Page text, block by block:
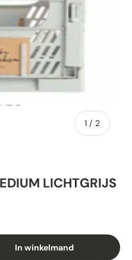
1 / van
2
LICHTGRIJS
In winkelmand